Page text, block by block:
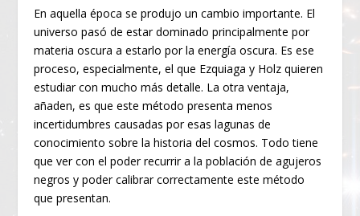
En aquella época se produjo un cambio importante. El
universo pasó de estar dominado principalmente por
materia oscura a estarlo por la energía oscura. Es ese
proceso, especialmente, el que Ezquiaga y Holz quieren
estudiar con mucho más detalle. La otra ventaja,
añaden, es que este método presenta menos
incertidumbres causadas por esas lagunas de
conocimiento sobre la historia del cosmos. Todo tiene
que ver con el poder recurrir a la población de agujeros
negros y poder calibrar correctamente este método
que presentan.